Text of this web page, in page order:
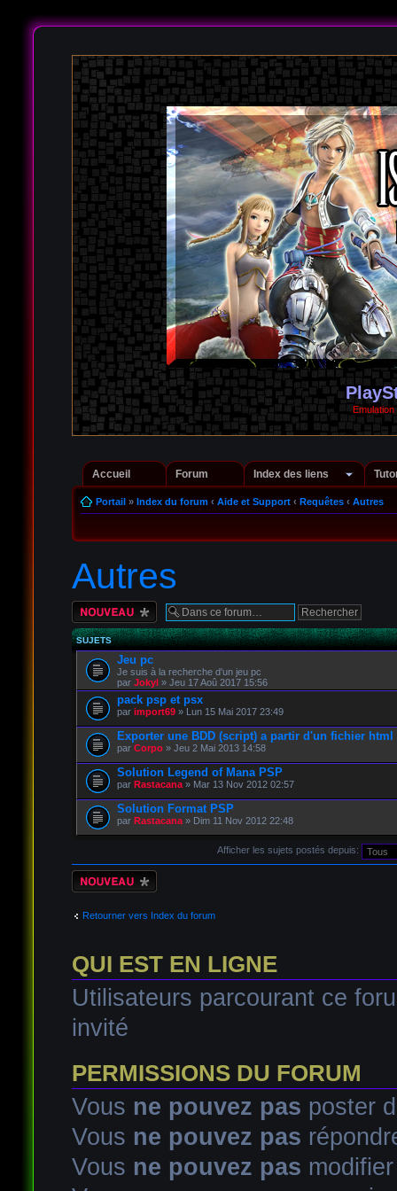
Accueil Forum Index des liens
Portail» Index du forum ‹ Aide et Support ‹ Requêtes ‹ Autres
Autres
Écrire un nouveau
sujet
SUJETS
Jeu pc
Je suis à la recherche d'un jeu pc
par Jokyl» Jeu 17 Aoû 2017 15:56
pack psp et psx
par import69» Lun 15 Mai 2017 23:49
Exporter une BDD (script) a partir d'un fichier html
par Corpo» Jeu 2 Mai 2013 14:58
Solution Legend of Mana PSP
par Rastacana» Mar 13 Nov 2012 02:57
Solution Format PSP
par Rastacana» Dim 11 Nov 2012 22:48
Afficher les sujets postés depuis:
Écrire un nouveau
sujet
Retourner vers Index du forum
QUI EST EN LIGNE
Utilisateurs parcourant ce
invité
PERMISSIONS DU FORUM
Vous ne pouvez pas poster
Vous ne pouvez pas
Vous ne pouvez pas